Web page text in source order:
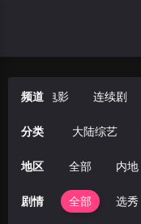
频道
剧 电影 连续剧
分类
全部 大陆综艺
地区 全部 内地
剧情 全部 选秀